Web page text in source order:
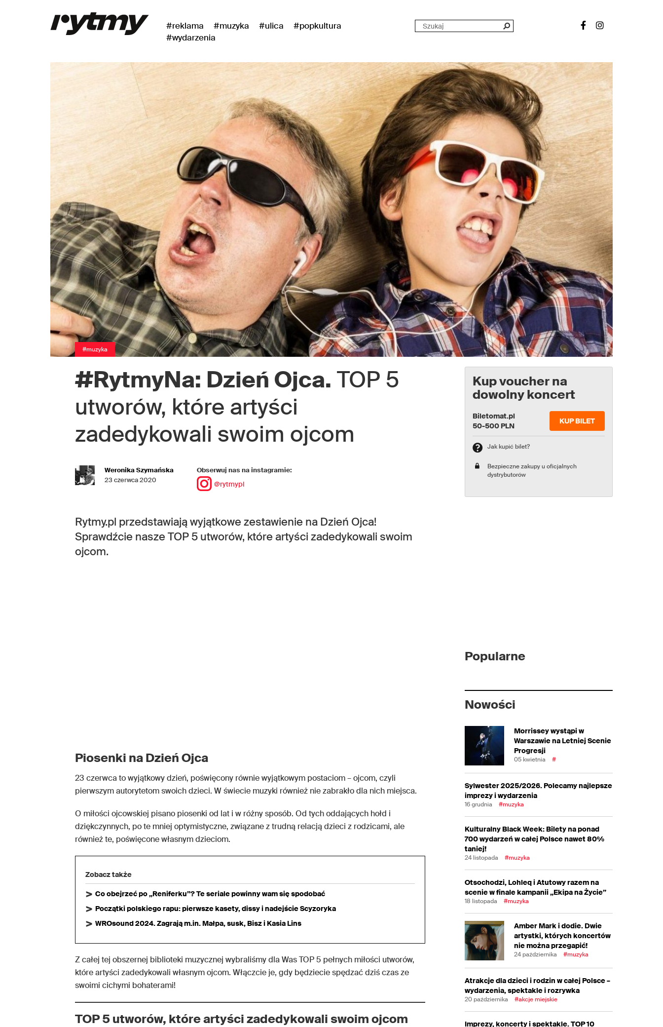
#reklama #muzyka #ulica
#popkultura
#wydarzenia
#muzyka
#RytmyNa: Dzień Ojca. TOP 5
utworów, które artyści
zadedykowali swoim ojcom
Weronika Szymańska
23 czerwca 2020
Obserwuj nas na instagramie:
@rytmypl
Rytmy.pl przedstawiają wyjątkowe zestawienie na Dzień Ojca!
Sprawdźcie nasze TOP 5 utworów, które artyści zadedykowali swoim
ojcom.
Piosenki na Dzień Ojca
23 czerwca to wyjątkowy dzień, poświęcony równie wyjątkowym postaciom – ojcom, czyli
pierwszym autorytetom swoich dzieci. W świecie muzyki również nie zabrakło dla nich miejsca.
O miłości ojcowskiej pisano piosenki od lat i w różny sposób. Od tych oddających hołd i
dziękczynnych, po te mniej optymistyczne, związane z trudną relacją dzieci z rodzicami, ale
również te, poświęcone własnym dzieciom.
Zobacz także
Co obejrzeć po „Reniferku”? Te seriale powinny wam się spodobać
Początki polskiego rapu: pierwsze kasety, dissy i nadejście Scyzoryka
WROsound 2024. Zagrają m.in. Małpa, susk, Bisz i Kasia Lins
Z całej tej obszernej biblioteki muzycznej wybraliśmy dla Was TOP 5 pełnych miłości utworów,
które artyści zadedykowali własnym ojcom. Włączcie je, gdy będziecie spędzać dziś czas ze
swoimi cichymi bohaterami!
TOP 5 utworów, które artyści zadedykowali swoim ojcom
Kup voucher na
dowolny koncert
Biletomat.pl
50-500 PLN
KUP BILET
Jak kupić bilet?
Bezpieczne zakupy u oficjalnych
dystrybutorów
Popularne
Nowości
Morrissey wystąpi w
Warszawie na Letniej Scenie
Progresji
05 kwietnia #
Sylwester 2025/2026. Polecamy najlepsze
imprezy i wydarzenia
16 grudnia #muzyka
Kulturalny Black Week: Bilety na ponad
700 wydarzeń w całej Polsce nawet 80%
taniej!
24 listopada #muzyka
Otsochodzi, Lohleq i Atutowy razem na
scenie w finale kampanii „Ekipa na Życie”
18 listopada #muzyka
Amber Mark i dodie. Dwie
artystki, których koncertów
nie można przegapić!
24 października #muzyka
Atrakcje dla dzieci i rodzin w całej Polsce –
wydarzenia, spektakle i rozrywka
20 października #akcje miejskie
Imprezy, koncerty i spektakle. TOP 10